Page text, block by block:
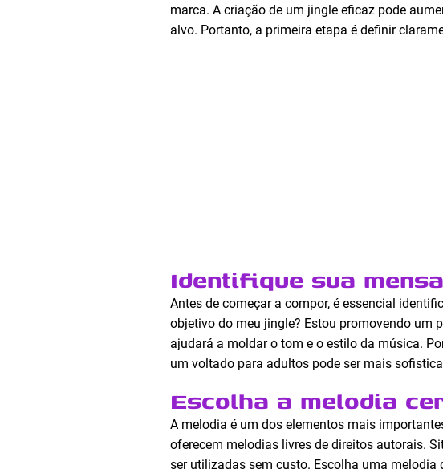
marca. A criação de um jingle eficaz pode
alvo. Portanto, a primeira etapa é definir
Identifique sua
Antes de começar a compor, é essencial
objetivo do meu jingle? Estou promovendo um
ajudará a moldar o tom e o estilo da música.
um voltado para adultos pode ser mais
Escolha a melodia
A melodia é um dos elementos mais
oferecem melodias livres de direitos autorais.
ser utilizadas sem custo. Escolha uma melodia